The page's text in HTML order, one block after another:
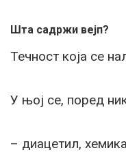
Шта садржи вејп?
Течност која се
У њој се, поред
– диацетил,